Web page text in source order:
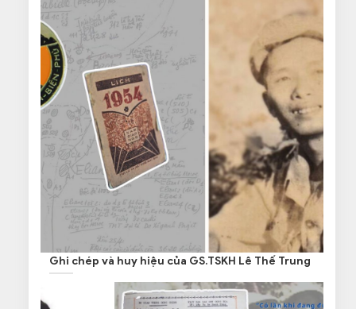
Ghi chép và huy hiệu của GS.TSKH Lê Thế Trung